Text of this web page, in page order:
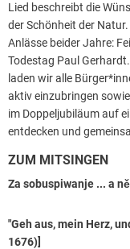
Lied beschreibt die
der Schönheit der
Anlässe beider Jahre:
Todestag Paul
laden wir alle
aktiv einzubringen
im Doppeljubiläum auf
entdecken und
ZUM MITSINGEN
Za sobuspiwanje ... a
"Geh aus, mein Herz,
1676)]